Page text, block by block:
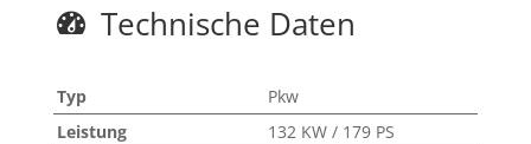
Technische Daten
Typ
Pkw
Leistung
132 KW / 179 PS